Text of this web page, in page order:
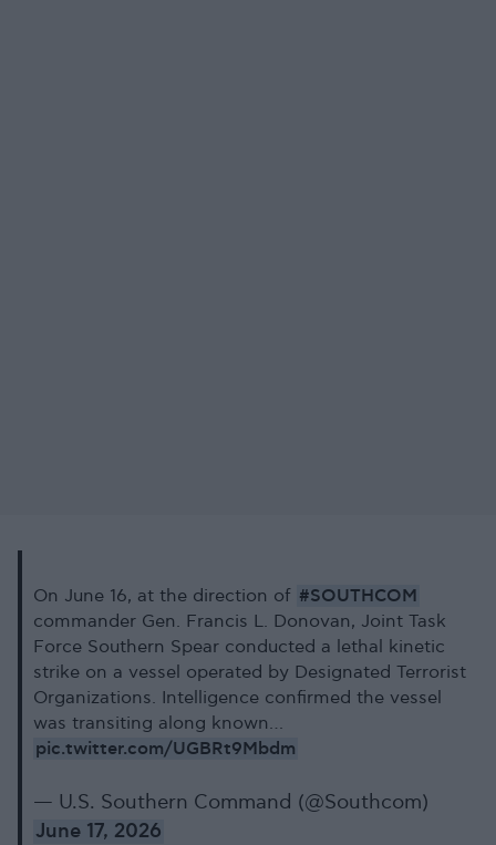
On June 16, at the direction of #SOUTHCOM
commander Gen. Francis L. Donovan, Joint Task
Force Southern Spear conducted a lethal kinetic
strike on a vessel operated by Designated Terrorist
Organizations. Intelligence confirmed the vessel
was transiting along known…
pic.twitter.com/UGBRt9Mbdm
— U.S. Southern Command (@Southcom)
June 17, 2026